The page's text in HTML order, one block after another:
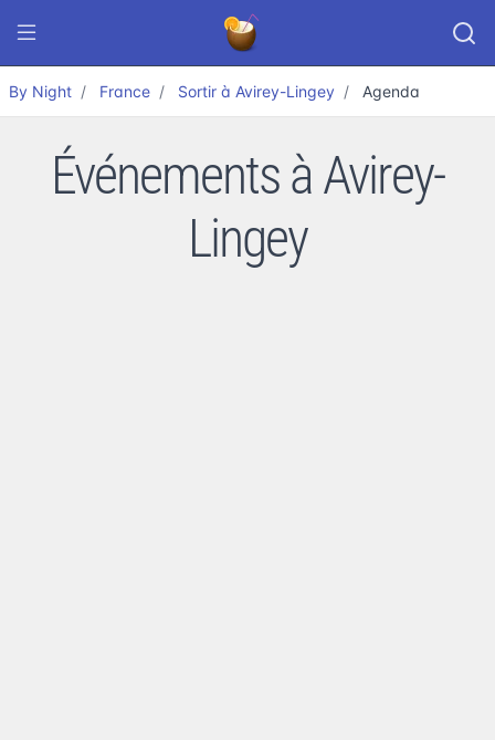
By Night France Sortir à Avirey-Lingey Agenda
Événements à Avirey-
Lingey